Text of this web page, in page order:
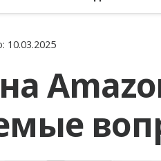
10.03.2025